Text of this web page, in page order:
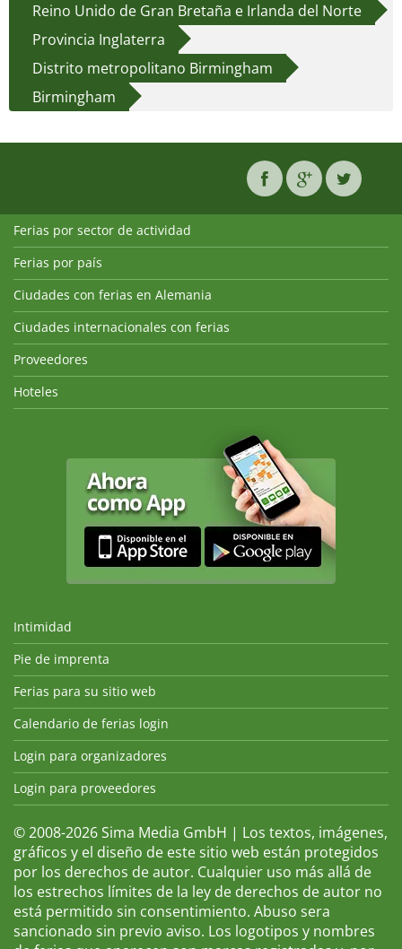
Reino Unido de Gran Bretaña e Irlanda del Norte
Provincia Inglaterra
Distrito metropolitano Birmingham
Birmingham
Ferias por sector de actividad
Ferias por país
Ciudades con ferias en Alemania
Ciudades internacionales con ferias
Proveedores
Hoteles
Intimidad
Pie de imprenta
Ferias para su sitio web
Calendario de ferias login
Login para organizadores
Login para proveedores
© 2008-2026 Sima Media GmbH | Los textos, imágenes,
gráficos y el diseño de este sitio web están protegidos
por los derechos de autor. Cualquier uso más allá de
los estrechos límites de la ley de derechos de autor no
está permitido sin consentimiento. Abuso sera
sancionado sin previo aviso. Los logotipos y nombres